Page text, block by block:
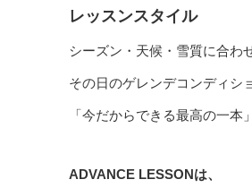
レッスンスタイル
シーズン・天候・雪質に合わ
その日のゲレンデコンディシ
「今だからできる最高の一本
ADVANCE LESSONは、